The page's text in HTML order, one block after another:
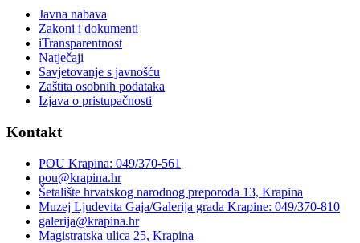
Javna nabava
Zakoni i dokumenti
iTransparentnost
Natječaji
Savjetovanje s javnošću
Zaštita osobnih podataka
Izjava o pristupačnosti
Kontakt
POU Krapina: 049/370-561
pou@krapina.hr
Šetalište hrvatskog narodnog preporoda 13, Krapina
Muzej Ljudevita Gaja/Galerija grada Krapine: 049/370-810
galerija@krapina.hr
Magistratska ulica 25, Krapina